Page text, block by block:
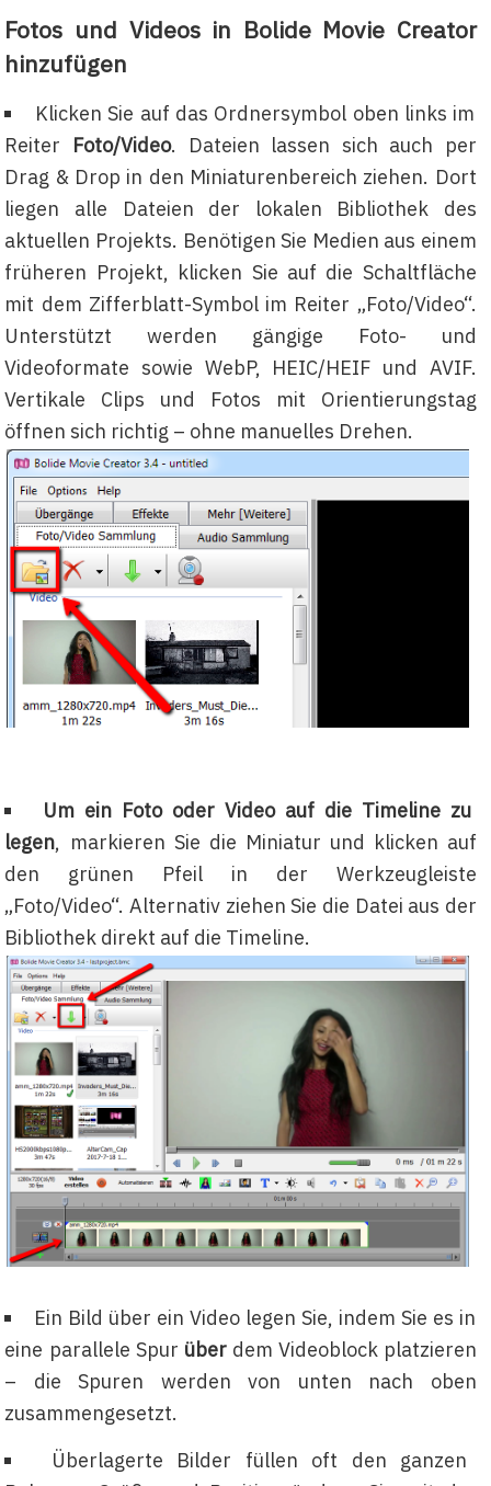
Fotos und Videos in Bolide Movie Creator
hinzufügen
Klicken Sie auf das Ordnersymbol oben links im
Reiter Foto/Video. Dateien lassen sich auch per
Drag & Drop in den Miniaturenbereich ziehen. Dort
liegen alle Dateien der lokalen Bibliothek des
aktuellen Projekts. Benötigen Sie Medien aus einem
früheren Projekt, klicken Sie auf die Schaltfläche
mit dem Zifferblatt-Symbol im Reiter „Foto/Video“.
Unterstützt werden gängige Foto- und
Videoformate sowie WebP, HEIC/HEIF und AVIF.
Vertikale Clips und Fotos mit Orientierungstag
öffnen sich richtig – ohne manuelles Drehen.
Um ein Foto oder Video auf die Timeline zu
legen, markieren Sie die Miniatur und klicken auf
den grünen Pfeil in der Werkzeugleiste
„Foto/Video“. Alternativ ziehen Sie die Datei aus der
Bibliothek direkt auf die Timeline.
Ein Bild über ein Video legen Sie, indem Sie es in
eine parallele Spur überdem Videoblock platzieren
– die Spuren werden von unten nach oben
zusammengesetzt.
Überlagerte Bilder füllen oft den ganzen